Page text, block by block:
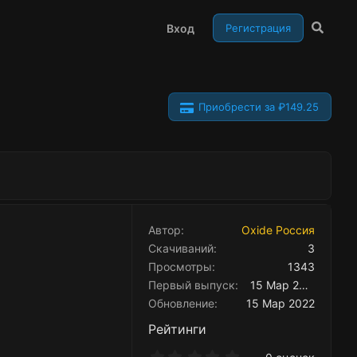
Вход Регистрация
Приобрести за ₽149.25
Автор
Oxide Россия
Скачиваний
3
Просмотры
1343
Первый выпуск
15 Мар 2022
Обновление
15 Мар 2022
Рейтинги